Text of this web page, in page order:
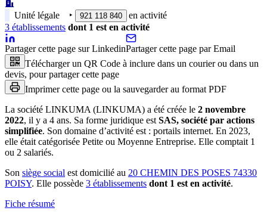
Unité légale ‣ 921 118 840
en activité
3 établissements dont 1 est en activité
Partager cette page sur LinkedinPartager cette page par Email
Télécharger un QR Code à inclure dans un courier ou dans un
devis, pour partager cette page
Imprimer cette page ou la sauvegarder au format PDF
La société LINKUMA (LINKUMA) a été créée le 2 novembre
2022, il y a 4 ans. Sa forme juridique est SAS, société par actions
simplifiée. Son domaine d’activité est : portails internet. En 2023,
elle était catégorisée Petite ou Moyenne Entreprise. Elle comptait 1
ou 2 salariés.
Son siège social est domicilié au 20 CHEMIN DES POSES 74330
POISY. Elle possède 3 établissements dont 1 est en activité.
Fiche résumé